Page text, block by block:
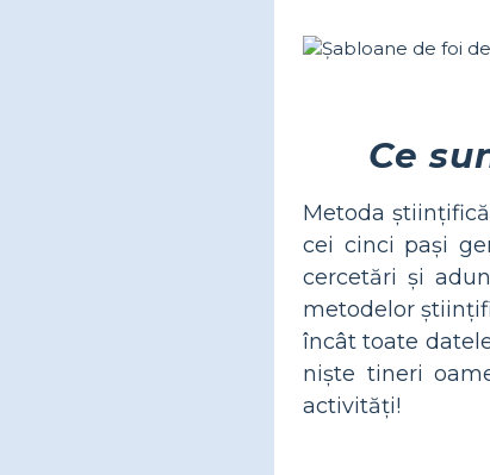
Ce
Metoda
cei cinci pași
cercetări și
metodelor
încât toate
niște tineri
activități!